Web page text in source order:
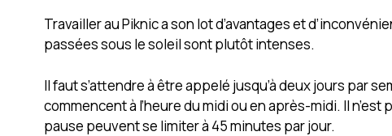
Travailler au Piknic a son lot d’avantages et
passées sous le soleil sont plutôt intenses.
Il faut s’attendre à être appelé jusqu’à deux jours par
commencent à l’heure du midi ou en après-midi. Il
pause peuvent se limiter à 45 minutes par jour.